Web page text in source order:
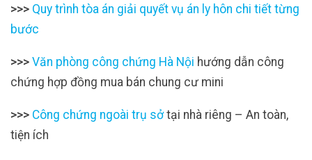
>>> Quy trình tòa án giải quyết vụ án ly hôn chi tiết từng
bước
>>> Văn phòng công chứng Hà Nội hướng dẫn công
chứng hợp đồng mua bán chung cư mini
>>> Công chứng ngoài trụ sởtại nhà riêng – An toàn,
tiện ích